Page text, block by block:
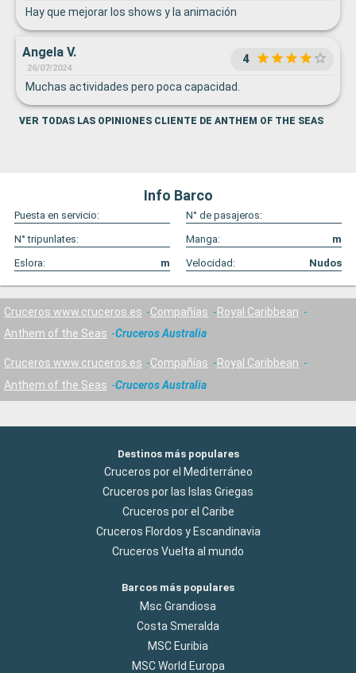
Hay que mejorar los shows y la animación
Angela V.
26/07/2024
4
Muchas actividades pero poca capacidad.
VER TODAS LAS OPINIONES CLIENTE DE ANTHEM OF THE SEAS
Info Barco
Puesta en servicio:
N° de pasajeros:
N° tripunlates:
Manga:
m
Eslora:
m Velocidad: Nudos
Cruceros www.cruceros.es Compañías
Royal Caribbean
Anthem of the Seas
Cruceros Australia
Cruceros www.cruceros.es Compañías
Royal Caribbean
Anthem of the Seas
Cruceros Australia
Destinos más populares
Cruceros por el Mediterráneo
Cruceros por las Islas Griegas
Cruceros por el Caribe
Cruceros Flordos y Escandinavia
Cruceros Vuelta al mundo
Barcos más populares
Msc Grandiosa
Costa Smeralda
MSC Euribia
MSC World Europa